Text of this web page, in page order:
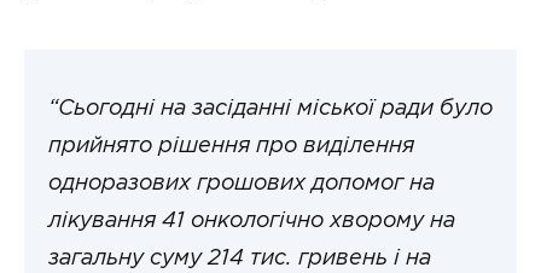
“Сьогодні на засіданні міської ради було
прийнято рішення про виділення
одноразових грошових допомог на
лікування 41 онкологічно хворому на
загальну суму 214 тис. гривень і на